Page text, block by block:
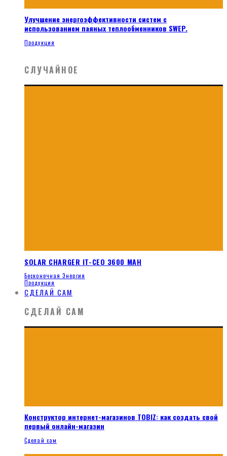
Улучшение энергоэффективности систем с
использованием паяных теплообменников SWEP.
Продукция
СЛУЧАЙНОЕ
SOLAR CHARGER IT-CEO 3600 MAH
Бесконечная Энергия
Продукция
СДЕЛАЙ САМ
СДЕЛАЙ САМ
Конструктор интернет-магазинов TOBIZ: как создать свой
первый онлайн-магазин
Сделай сам